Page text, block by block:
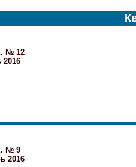
№ 12
2016
№ 9
2016